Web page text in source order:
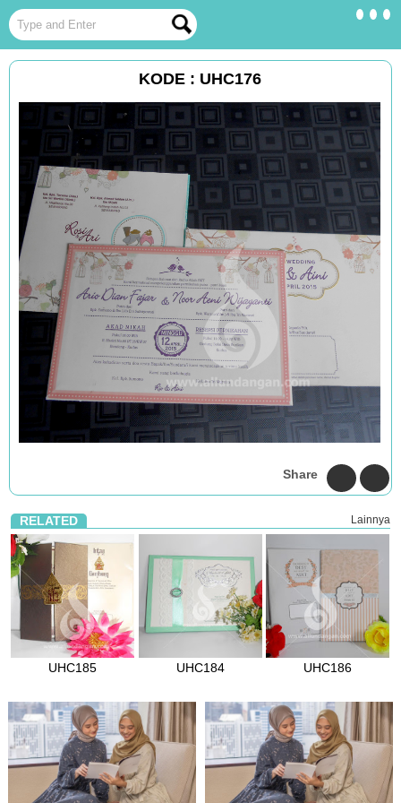
KODE : UHC176
Share
RELATED Lainnya
UHC185 UHC184 UHC186